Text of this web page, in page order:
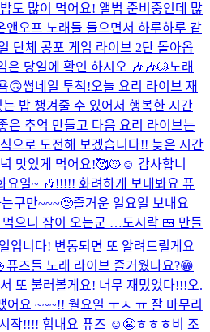
도 많이 먹어요! 앨범 준비중인데 많
오프 노래들 들으면서 하루하루 같
단체 공포 게임 라이브 2탄 돌아옵
은 당일에 확인 하시오 🎶🎶🐱노래
🙃썸네일 투척!오늘 요리 라이브 재
밥 챙겨줄 수 있어서 행복한 시간
은 추억 만들고 다음 요리 라이브는
으로 도전해 보겠습니다!! 늦은 시간
맛있게 먹어요!🥰🐱☺️ 감사합니
요일~ 🎶!!!!! 화려하게 보내봐요 퓨
구만~~~🧐즐거운 일요일 보내요
먹으니 잠이 오는군 …도시락 🍱 만들
입니다! 변동되면 또 알려드릴게요
퓨즈들 노래 라이브 즐거웠나요?😁
또 불러볼게요! 너무 재밌었다!!!오.
어요 ~~~!! 월요일 ㅜㅅ ㅠ 잘 마무리
작!!!! 힘내요 퓨즈 ☺️😬ㅎㅎㅎ비 조